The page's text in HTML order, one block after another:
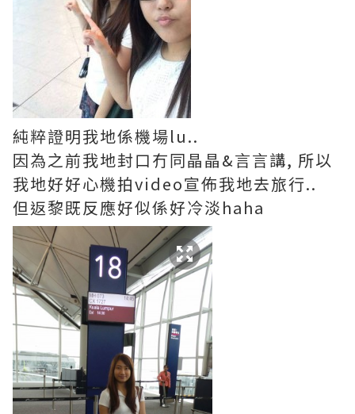
純粹證明我地係機場lu..
因為之前我地封口冇同晶晶&言言講, 所以
我地好好心機拍video宣佈我地去旅行..
但返黎既反應好似係好冷淡haha